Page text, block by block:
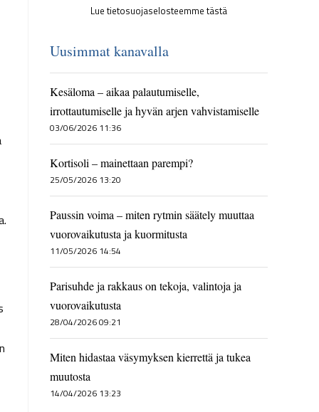
Lue tietosuojaselosteemme tästä
Uusimmat kanavalla
Kesäloma – aikaa palautumiselle,
irrottautumiselle ja hyvän arjen vahvistamiselle
03/06/2026 11:36
Kortisoli – mainettaan parempi?
25/05/2026 13:20
Paussin voima – miten rytmin säätely muuttaa
vuorovaikutusta ja kuormitusta
11/05/2026 14:54
Parisuhde ja rakkaus on tekoja, valintoja ja
vuorovaikutusta
28/04/2026 09:21
Miten hidastaa väsymyksen kierrettä ja tukea
muutosta
14/04/2026 13:23